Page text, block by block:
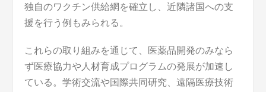
独自のワクチン供給網を確立し、近隣諸国への支
援を行う例もみられる。
これらの取り組みを通じて、医薬品開発のみなら
ず医療協力や人材育成プログラムの発展が加速し
ている。学術交流や国際共同研究、遠隔医療技術